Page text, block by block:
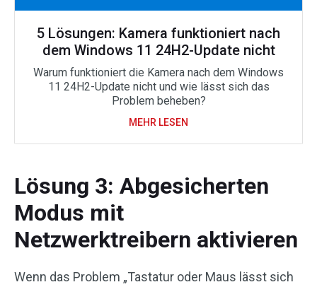
5 Lösungen: Kamera funktioniert nach
dem Windows 11 24H2-Update nicht
Warum funktioniert die Kamera nach dem Windows
11 24H2-Update nicht und wie lässt sich das
Problem beheben?
MEHR LESEN
Lösung 3: Abgesicherten
Modus mit
Netzwerktreibern aktivieren
Wenn das Problem „Tastatur oder Maus lässt sich